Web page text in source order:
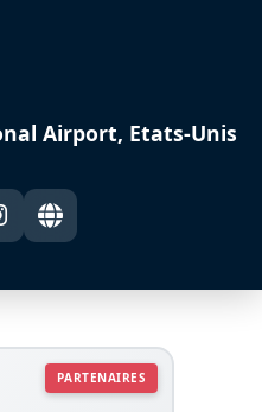
Airport, Etats-Unis
PARTENAIRES